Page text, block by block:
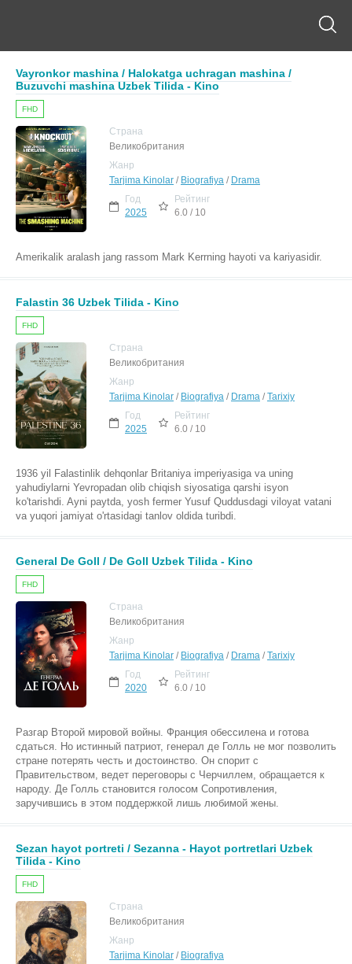
Vayronkor mashina / Halokatga uchragan mashina /
Buzuvchi mashina Uzbek Tilida - Kino
FHD
Страна
Великобритания
Жанр
Tarjima Kinolar / Biografiya / Drama
Год
2025
Рейтинг
6.0 / 10
Amerikalik aralash jang rassom Mark Kerrning hayoti va kariyasidir.
Falastin 36 Uzbek Tilida - Kino
FHD
Страна
Великобритания
Жанр
Tarjima Kinolar / Biografiya / Drama /Tarixiy
Год
2025
Рейтинг
6.0 / 10
1936 yil Falastinlik dehqonlar Britaniya imperiyasiga va uning
yahudiylarni Yevropadan olib chiqish siyosatiga qarshi isyon
ko'tarishdi. Ayni paytda, yosh fermer Yusuf Quddusdagi viloyat vatani
va yuqori jamiyat o'rtasidagi tanlov oldida turibdi.
General De Goll / De Goll Uzbek Tilida - Kino
FHD
Страна
Великобритания
Жанр
Tarjima Kinolar / Biografiya / Drama /Tarixiy
Год
2020
Рейтинг
6.0 / 10
Разгар Второй мировой войны. Франция обессилена и готова
сдаться. Но истинный патриот, генерал де Голль не мог позволить
стране потерять честь и достоинство. Он спорит с
Правительством, ведет переговоры с Черчиллем, обращается к
народу. Де Голль становится голосом Сопротивления,
заручившись в этом поддержкой лишь любимой жены.
Sezan hayot portreti / Sezanna - Hayot portretlari Uzbek
Tilida - Kino
FHD
Страна
Великобритания
Жанр
Tarjima Kinolar / Biografiya